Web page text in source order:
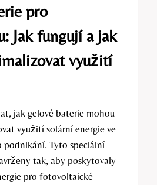
pro
Jak fungují a jak
využití
jak gelové baterie mohou
využití solární energie ve
podnikání. Tyto speciální
tak, aby poskytovaly
pro fotovoltaické